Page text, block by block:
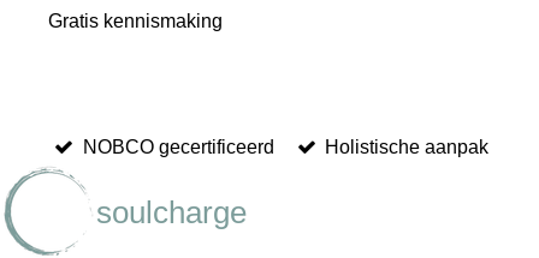
Gratis kennismaking
NOBCO gecertificeerd Holistische aanpak
soulcharge